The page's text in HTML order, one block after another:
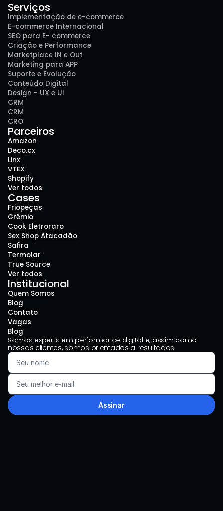
Serviços
Implementação de e-commerce
E-commerce Internacional
SEO para E- commerce
Criação e Performance
Marketplace IN e Out
Marketing para APP
Suporte e Evolução
Conteúdo Digital
Design - UX e UI
CRM
CRM
CRO
Parceiros
Amazon
Deco.cx
Linx
VTEX
Shopify
Ver todos
Cases
Friopeças
Grêmio
Cook Eletroraro
Sex Shop Atacadão
Safira
Termolar
True Source
Ver todos
Institucional
Quem Somos
Blog
Contato
Vagas
Blog
Somos experts em performance digital e, assim como
nossos clientes, somos orientados a resultados.
Assinar